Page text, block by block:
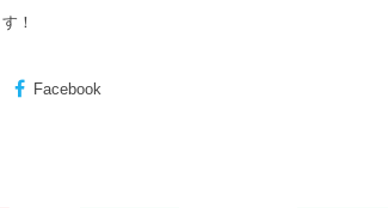
！
Facebook